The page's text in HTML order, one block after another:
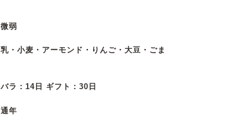
微弱
乳・小麦・アーモンド・りんご・大豆・ごま
バラ：14日 ギフト：30日
通年